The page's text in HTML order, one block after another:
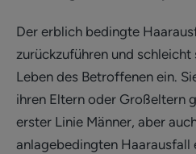
Der erblich bedingte
zurückzuführen und schleicht
Leben des Betroffenen ein.
ihren Eltern oder Großeltern
erster Linie Männer, aber
anlagebedingten Haarausfall